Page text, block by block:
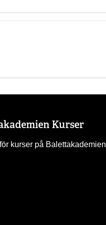
Kurser
kurser på Balettakademien